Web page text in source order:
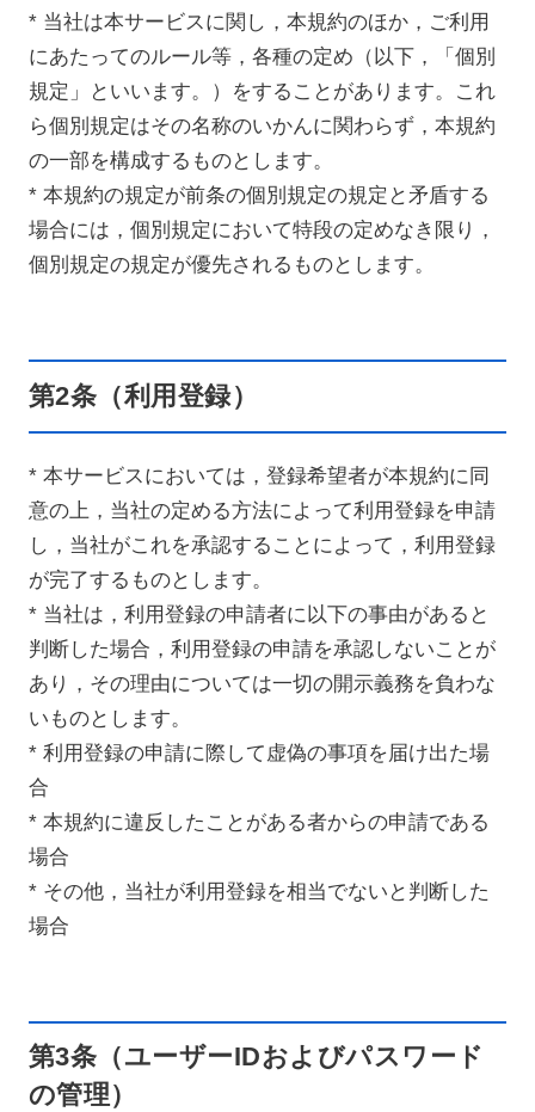
* 当社は本サービスに関し，本規約のほか，ご利用
にあたってのルール等，各種の定め（以下，「個別
規定」といいます。）をすることがあります。これ
ら個別規定はその名称のいかんに関わらず，本規約
の一部を構成するものとします。
* 本規約の規定が前条の個別規定の規定と矛盾する
場合には，個別規定において特段の定めなき限り，
個別規定の規定が優先されるものとします。
第2条（利用登録）
* 本サービスにおいては，登録希望者が本規約に同
意の上，当社の定める方法によって利用登録を申請
し，当社がこれを承認することによって，利用登録
が完了するものとします。
* 当社は，利用登録の申請者に以下の事由があると
判断した場合，利用登録の申請を承認しないことが
あり，その理由については一切の開示義務を負わな
いものとします。
* 利用登録の申請に際して虚偽の事項を届け出た場
合
* 本規約に違反したことがある者からの申請である
場合
* その他，当社が利用登録を相当でないと判断した
場合
第3条（ユーザーIDおよびパスワード
の管理）